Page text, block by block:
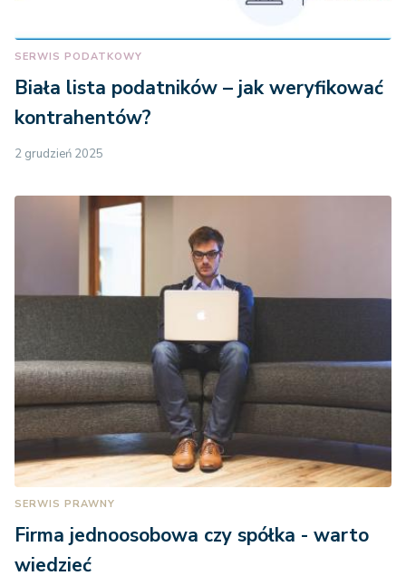
SERWIS PODATKOWY
Biała lista podatników – jak weryfikować
kontrahentów?
2 grudzień 2025
SERWIS PRAWNY
Firma jednoosobowa czy spółka - warto
wiedzieć